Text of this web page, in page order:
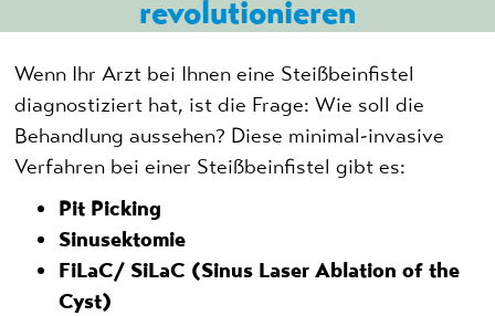
revolutionieren
Wenn Ihr Arzt bei Ihnen eine Steißbeinfistel
diagnostiziert hat, ist die Frage: Wie soll die
Behandlung aussehen? Diese minimal-invasive
Verfahren bei einer Steißbeinfistel gibt es:
Pit Picking
Sinusektomie
FiLaC/ SiLaC (Sinus Laser Ablation of the
Cyst)